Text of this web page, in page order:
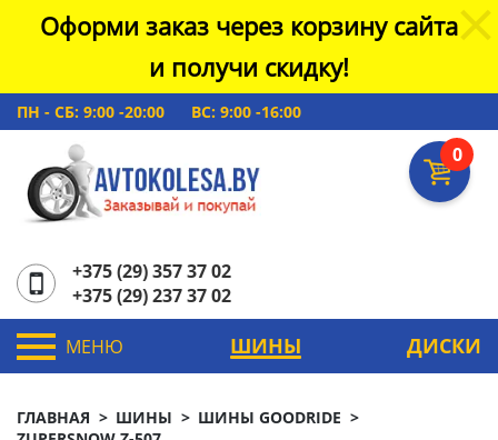
Оформи заказ через корзину сайта
и получи скидку!
ПН - СБ: 9:00 -20:00 ВС: 9:00 -16:00
0
+375 (29) 357 37 02
+375 (29) 237 37 02
МЕНЮ ШИНЫ ДИСКИ
ГЛАВНАЯ ШИНЫ
ШИНЫ GOODRIDE